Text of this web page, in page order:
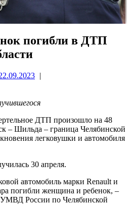
погибли в ДТП
|
ДТП произошло на 48
– Шильда – граница Челябинской
легковушки и автомобиля
30 апреля.
автомобиль марки Renault и
погибли женщина и ребенок, –
России по Челябинской